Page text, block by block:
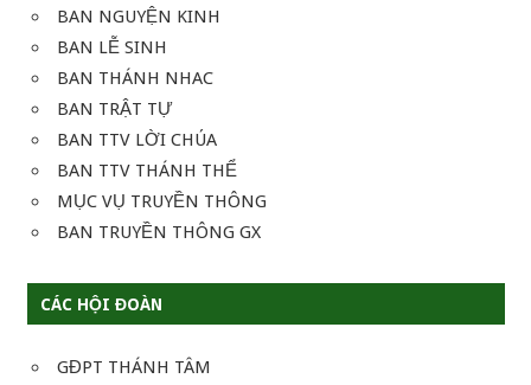
BAN NGUYỆN KINH
BAN LỄ SINH
BAN THÁNH NHAC
BAN TRẬT TỰ
BAN TTV LỜI CHÚA
BAN TTV THÁNH THỂ
MỤC VỤ TRUYỀN THÔNG
BAN TRUYỀN THÔNG GX
CÁC HỘI ĐOÀN
GĐPT THÁNH TÂM